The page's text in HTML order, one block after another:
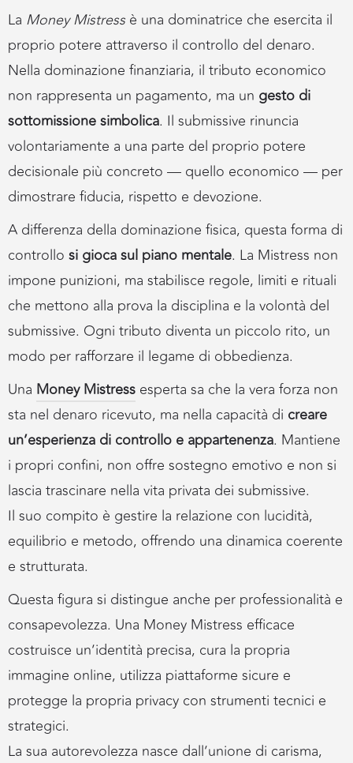
La Money Mistress è una dominatrice che esercita il
proprio potere attraverso il controllo del denaro.
Nella dominazione finanziaria, il tributo economico
non rappresenta un pagamento, ma un gesto di
sottomissione simbolica. Il submissive rinuncia
volontariamente a una parte del proprio potere
decisionale più concreto — quello economico — per
dimostrare fiducia, rispetto e devozione.
A differenza della dominazione fisica, questa forma di
controllo si gioca sul piano mentale. La Mistress non
impone punizioni, ma stabilisce regole, limiti e rituali
che mettono alla prova la disciplina e la volontà del
submissive. Ogni tributo diventa un piccolo rito, un
modo per rafforzare il legame di obbedienza.
Una Money Mistress esperta sa che la vera forza non
sta nel denaro ricevuto, ma nella capacità di creare
un’esperienza di controllo e appartenenza. Mantiene
i propri confini, non offre sostegno emotivo e non si
lascia trascinare nella vita privata dei submissive.
Il suo compito è gestire la relazione con lucidità,
equilibrio e metodo, offrendo una dinamica coerente
e strutturata.
Questa figura si distingue anche per professionalità e
consapevolezza. Una Money Mistress efficace
costruisce un’identità precisa, cura la propria
immagine online, utilizza piattaforme sicure e
protegge la propria privacy con strumenti tecnici e
strategici.
La sua autorevolezza nasce dall’unione di carisma,